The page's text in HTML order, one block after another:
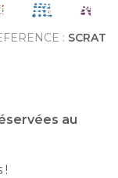
: SCRAT
au
!